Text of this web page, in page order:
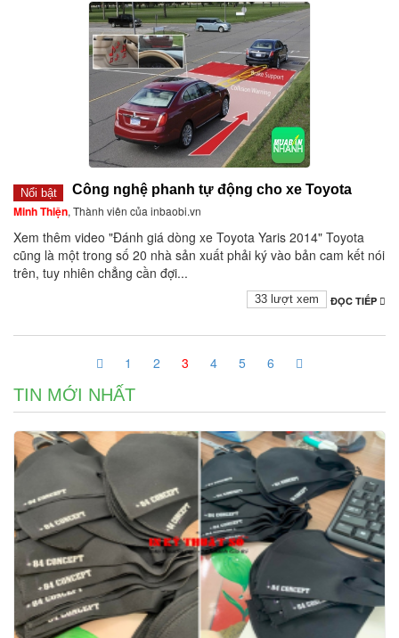
Nổi bật Công nghệ phanh tự động cho xe Toyota
Minh Thiện, Thành viên của inbaobi.vn
Xem thêm video "Đánh giá dòng xe Toyota Yaris 2014" Toyota
cũng là một trong số 20 nhà sản xuất phải ký vào bản cam kết nói
trên, tuy nhiên chẳng cần đợi...
ĐỌC TIẾP
33 lượt xem
1 2 3 4 5 6
TIN MỚI NHẤT